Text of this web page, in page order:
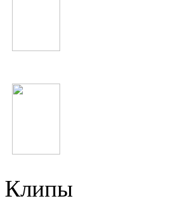
Клипы